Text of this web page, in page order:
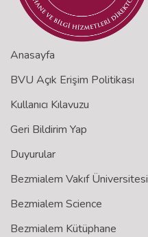
Anasayfa
BVU Açık Erişim Politikası
Kullanıcı Kılavuzu
Geri Bildirim Yap
Duyurular
Bezmialem Vakıf Üniversitesi
Bezmialem Science
Bezmialem Kütüphane